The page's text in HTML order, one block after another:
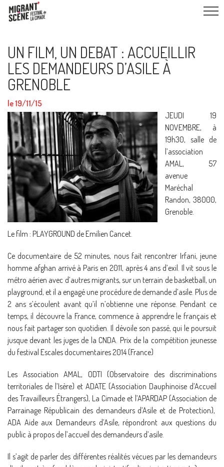
UN FILM, UN DEBAT : ACCUEILLIR
LES DEMANDEURS D’ASILE À
GRENOBLE
le 19/11/15
JEUDI 19
NOVEMBRE, à
19h30, salle de
l’association
AMAL, 57
avenue
Maréchal
Randon, 38000,
Grenoble.
Le film : PLAYGROUND de Emilien Cancet.
Ce documentaire de 52 minutes, nous fait rencontrer Irfani, jeune
homme afghan arrivé à Paris en 2011, après 4 ans d’exil. Il vit sous le
métro aérien avec d’autres migrants, sur un terrain de basketball, un
playground, et il a engagé une procédure de demande d’asile. Plus de
2 ans s’écoulent avant qu’il n’obtienne une réponse. Pendant ce
temps, il découvre la France, commence à apprendre le français et
nous fait partager son quotidien. Il dévoile son passé, qui le poursuit
jusque devant les juges de la CNDA. Prix de la compétition jeunesse
du festival Escales documentaires 2014 (France)
Les Association AMAL, ODTI (Observatoire des discriminations
territoriales de l’Isère) et ADATE (Association Dauphinoise d’Accueil
des Travailleurs Étrangers), La Cimade et l’APARDAP (Association de
Parrainage Républicain des demandeurs d’Asile et de Protection),
ADA Aide aux Demandeurs d’Asile, répondront aux questions du
public à propos de l’accueil des demandeurs d’asile.
Il s’agit de parler des différentes réalités vécues par les demandeurs